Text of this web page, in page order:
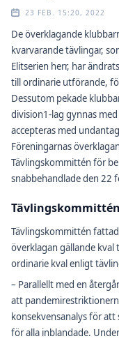
23 FEB. 15:20, 2022
De överklagande
kvarvarande tävlingar,
Elitserien herr, har
till ordinarie utförande,
Dessutom pekade
division1-lag gynnas
accepteras med
Föreningarnas
Tävlingskommittén för
snabbehandlade den 22
Tävlingskommittén
överklagan gällande kval
ordinarie kval enligt
– Parallellt med en
att
konsekvensanalys för
för alla inblandade.